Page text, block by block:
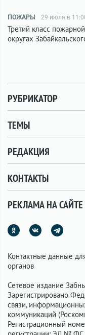
ПОЖАРЫ 29 июля в
Третий класс
округах
РУБРИКАТОР
ТЕМЫ
РЕДАКЦИЯ
КОНТАКТЫ
РЕКЛАМА НА САЙТЕ
Контактные данные
органов
Сетевое издание
Зарегистрировано
связи,
коммуникаций
Регистрационный